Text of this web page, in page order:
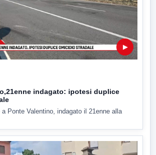
▶
indagato: ipotesi duplice
Ponte Valentino, indagato il 21enne alla